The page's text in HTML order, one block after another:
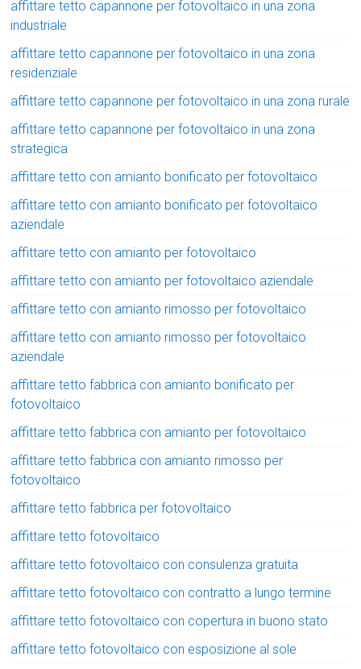
affittare tetto capannone per fotovoltaico in una zona
industriale
affittare tetto capannone per fotovoltaico in una zona
residenziale
affittare tetto capannone per fotovoltaico in una zona rurale
affittare tetto capannone per fotovoltaico in una zona
strategica
affittare tetto con amianto bonificato per fotovoltaico
affittare tetto con amianto bonificato per fotovoltaico
aziendale
affittare tetto con amianto per fotovoltaico
affittare tetto con amianto per fotovoltaico aziendale
affittare tetto con amianto rimosso per fotovoltaico
affittare tetto con amianto rimosso per fotovoltaico
aziendale
affittare tetto fabbrica con amianto bonificato per
fotovoltaico
affittare tetto fabbrica con amianto per fotovoltaico
affittare tetto fabbrica con amianto rimosso per
fotovoltaico
affittare tetto fabbrica per fotovoltaico
affittare tetto fotovoltaico
affittare tetto fotovoltaico con consulenza gratuita
affittare tetto fotovoltaico con contratto a lungo termine
affittare tetto fotovoltaico con copertura in buono stato
affittare tetto fotovoltaico con esposizione al sole